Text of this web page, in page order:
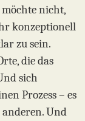
möchte nicht,
konzeptionell
zu sein.
die das
sich
Prozess – es
Und